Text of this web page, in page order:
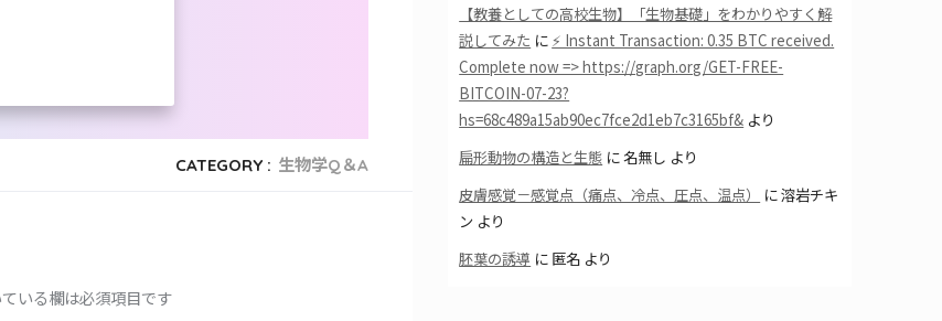
CATEGORY : 生物学Q＆A
いる欄は必須項目です
【教養としての高校生物】「生物基礎」をわかりやすく解
説してみた に ⚡ Instant Transaction: 0.35 BTC received.
Complete now => https://graph.org/GET-FREE-
BITCOIN-07-23?
hs=68c489a15ab90ec7fce2d1eb7c3165bf& より
扁形動物の構造と生態 に名無し より
皮膚感覚－感覚点（痛点、冷点、圧点、温点）
に溶岩チキ
ン より
胚葉の誘導 に 匿名 より